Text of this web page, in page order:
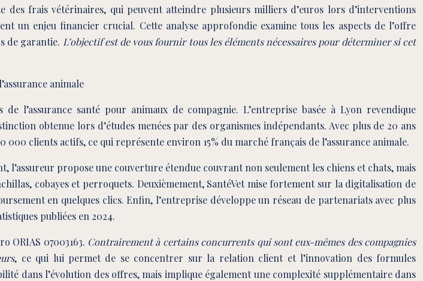
des frais vétérinaires, qui peuvent atteindre plusieurs milliers d’euros lors d’interventions
un enjeu financier crucial. Cette analyse approfondie examine tous les aspects de l’offre
de garantie. L’objectif est de vous fournir tous les éléments nécessaires pour déterminer si cet
animale
l’assurance santé pour animaux de compagnie. L’entreprise basée à Lyon revendique
obtenue lors d’études menées par des organismes indépendants. Avec plus de 20 ans
clients actifs, ce qui représente environ 15% du marché français de l’assurance animale.
propose une couverture étendue couvrant non seulement les chiens et chats, mais
cobayes et perroquets. Deuxièmement, SantéVet mise fortement sur la digitalisation de
en quelques clics. Enfin, l’entreprise développe un réseau de partenariats avec plus
publiées en 2024.
ORIAS 07003163. Contrairement à certains concurrents qui sont eux-mêmes des compagnies
, ce qui lui permet de se concentrer sur la relation client et l’innovation des formules
dans l’évolution des offres, mais implique également une complexité supplémentaire dans